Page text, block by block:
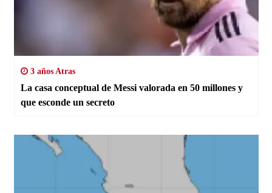
3 años Atras
La casa conceptual de Messi valorada en 50 millones y
que esconde un secreto